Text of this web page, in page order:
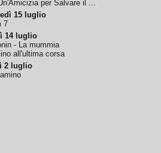
per Salvare il ...
15 luglio
7
14 luglio
- La mummia
all'ultima corsa
2 luglio